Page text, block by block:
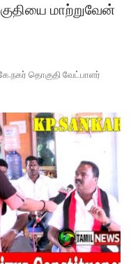
மாற்றுவேன்
தொகுதி வேட்பாளர்